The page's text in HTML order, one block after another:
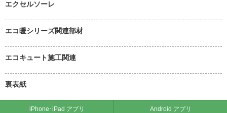
エクセルソーレ
エコ暖シリーズ関連部材
エコキュート施工関連
裏表紙
iPhone･iPad アプリ Android アプリ